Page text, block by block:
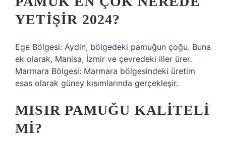
YETIŞIR 2024?
Ege Bölgesi: Aydin, bölgedeki pamuğun çoğu. Buna
ek olarak, Manisa, İzmir ve çevredeki iller ürer.
Marmara Bölgesi: Marmara bölgesindeki üretim
esas olarak güney kısımlarında gerçekleşir.
MISIR PAMUĞU KALITELI
MI?